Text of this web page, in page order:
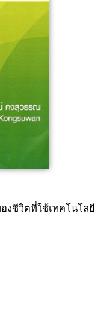
งชีวิตที่ใช้เทคโนโลยี